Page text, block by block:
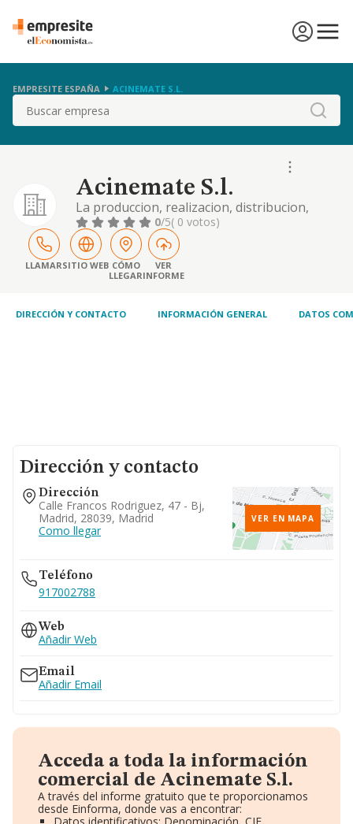
EMPRESITE ESPAÑA ACINEMATE S.L.
Buscar
Acinemate S.l.
La produccion, realizacion, distribucion,
exhibicion de largometrajes, cortos, series
de television, documentales, teatro y en
general cualesquiera de obras relacionadas
con el cine, la television o el teatro
0/5( 0 votos)
LLAMARSITIO WEB CÓMO
LLEGAR
VER
INFORME
DIRECCIÓN Y CONTACTO INFORMACIÓN GENERAL DATOS
Dirección y contacto
Dirección
Calle Francos Rodriguez, 47 - Bj,
Madrid, 28039, Madrid
Como llegar
VER EN MAPA
Teléfono
917002788
Web
Añadir Web
Email
Añadir Email
Acceda a toda la información
comercial de Acinemate S.l.
A través del informe gratuito que te proporcionamos
desde Einforma, donde vas a encontrar: